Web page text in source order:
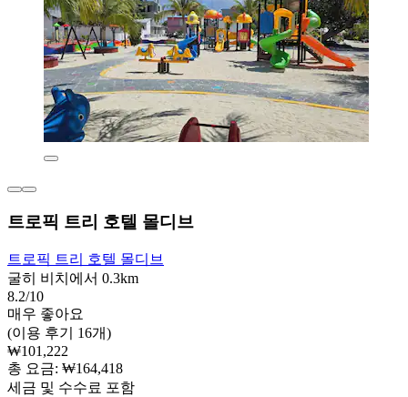
트로픽 트리 호텔 몰디브
트로픽 트리 호텔 몰디브
굴히 비치에서 0.3km
8.2/10
매우 좋아요
(이용 후기 16개)
₩101,222
총 요금: ₩164,418
세금 및 수수료 포함